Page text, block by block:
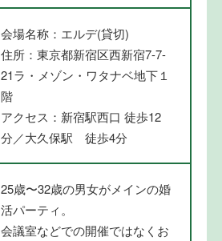
会場名称：エルデ(貸切)
住所：東京都新宿区西新宿7-7-
21ラ・メゾン・ワタナベ地下１
階
アクセス：新宿駅西口 徒歩12
分／大久保駅 徒歩4分
25歳〜32歳の男女がメインの婚
活パーティ。
会議室などでの開催ではなくお